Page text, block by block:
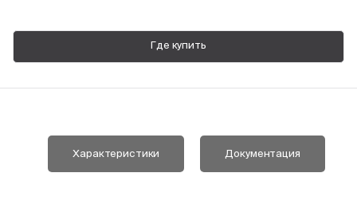
Где купить
Характеристики Документация